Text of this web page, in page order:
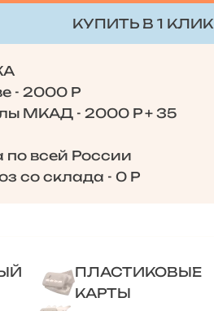
КУПИТЬ В 1 КЛИК
- 2000 Р
МКАД - 2000 Р + 35
по всей России
со склада - 0 Р
ПЛАСТИКОВЫЕ
КАРТЫ